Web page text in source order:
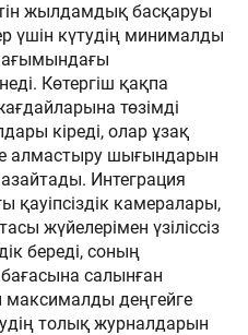
жылдамдық басқаруы
үшін күтудің минималды
ағымындағы
Көтергіш қақпа
төзімді
кіреді, олар ұзақ
алмастыру шығындарын
Интеграция
қауіпсіздік камералары,
жүйелерімен үзіліссіз
береді, соның
салынған
деңгейге
толық журналдарын